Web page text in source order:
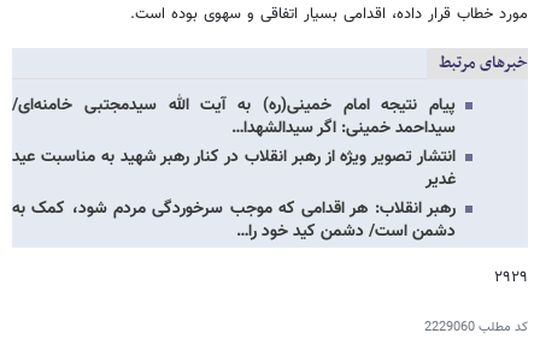
مورد خطاب قرار داده، اقدامی بسیار اتفاقی و سهوی بوده است.
خبرهای مرتبط
پیام نتیجه امام خمینی(ره) به آیت الله سیدمجتبی خامنه‌ای/
سیداحمد خمینی: اگر سیدالشهدا…
انتشار تصویر ویژه از رهبر انقلاب در کنار رهبر شهید به مناسبت عید
غدیر
رهبر انقلاب: هر اقدامی که موجب سرخوردگی مردم شود، کمک به
دشمن است/ دشمن کید خود را…
۲۹۲۹
کد مطلب2229060